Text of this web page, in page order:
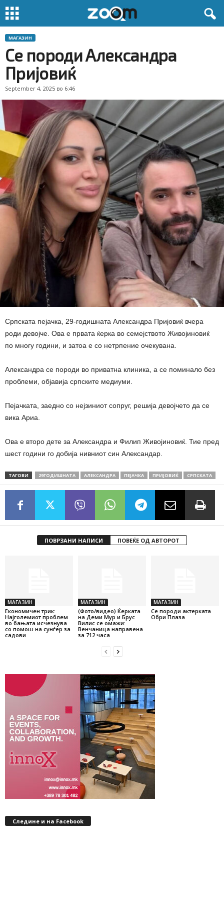
МАГАЗИН
Се породи Александра
Пријовиќ
September 4, 2025 во 6:46
Српската пејачка, 29-годишната Александра Пријовиќ вчера
роди девојче. Ова е првата ќерка во семејството Живојиновиќ
по многу години, и затоа е со нетрпение очекувана.
Александра се породи во приватна клиника, а се поминало без
проблеми, објавија српските медиуми.
Пејачката, заедно со нејзиниот сопруг, решија девојчето да се
вика Ариа.
Ова е второ дете за Александра и Филип Живојиновиќ. Тие пред
шест години го добија нивниот син Александар.
ТАГОВИ 29ГОДИШНАТА АЛЕКСАНДРА ПЕЈАЧКА ПРИЈОВИЌ СРПСКАТА
ПОВРЗАНИ НАПИСИ ПОВЕЌЕ ОД АВТОРОТ
МАГАЗИН
Економичен трик:
Најголемиот проблем
во бањата исчезнува
со помош на сунѓер за
садови
МАГАЗИН
(Фото/видео) Ќерката
на Деми Мур и Брус
Вилис се омажи:
Венчаница направена
за 712 часа
МАГАЗИН
Се породи актерката
Обри Плаза
Следине и на Facebook